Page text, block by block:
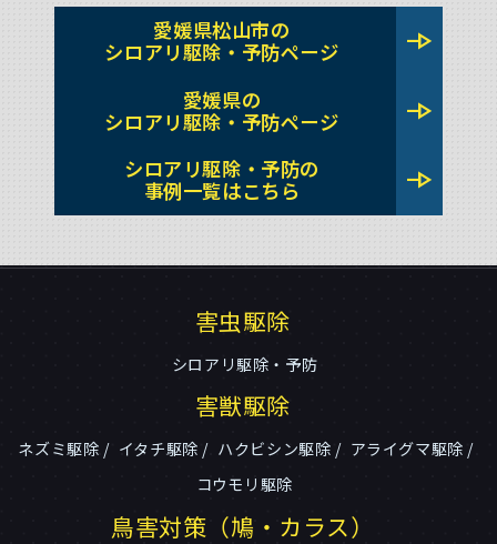
愛媛県松山市の
シロアリ駆除・予防ページ
line_end_arrow
愛媛県の
シロアリ駆除・予防ページ
line_end_arrow
シロアリ駆除・予防の
事例一覧はこちら
line_end_arrow
害虫駆除
シロアリ駆除・予防
害獣駆除
ネズミ駆除 イタチ駆除 ハクビシン駆除
アライグマ駆除
コウモリ駆除
鳥害対策（鳩・カラス）